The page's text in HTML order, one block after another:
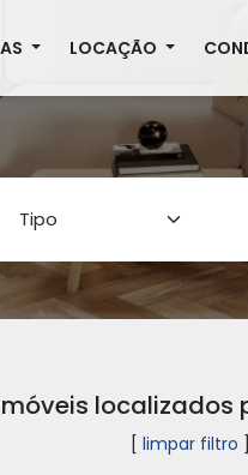
LOCAÇÃO
localizados
[ limpar filtro ]